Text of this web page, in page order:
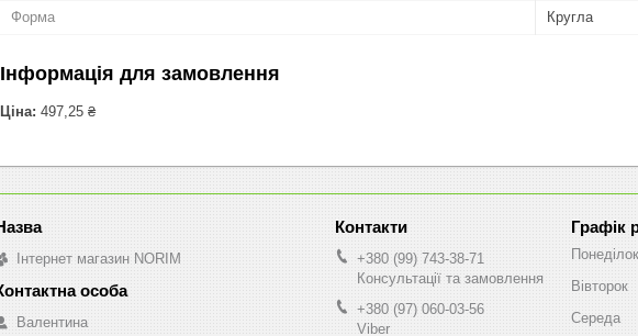
Форма Кругла
Інформація для замовлення
Ціна: 497,25 ₴
Інтернет магазин NORIM
Валентина
+380 (99) 743-38-71
Консультації та замовлення
+380 (97) 060-03-56
Viber
Графік
Понеділок
Вівторок
Середа